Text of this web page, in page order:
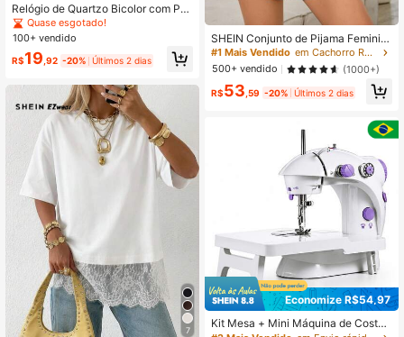
Relógio de Quartzo Bicolor com Pul
seira Bicolor, Presente de Aniversári
o Perfeito, Versátil para Uso Diário,
Quase esgotado!
100+ vendido
R$19,92 -20% Últimos 2 dias
7
SHEIN Conjunto de Pijama Feminin
o com Estampa de Cachorrinho, To
p de Manga Curta e Shorts, Único P
eitilho
#1 Mais Vendido
em Cachorro Roupa de dormir feminina
500+ vendido
(1000+)
R$53 ,59 -20% Últimos 2 dias
Economize R$54,97
Kit Mesa + Mini Máquina de Costur